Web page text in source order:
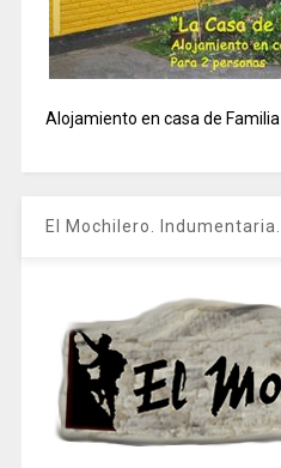
Alojamiento en casa de Familia
El Mochilero. Indumentaria.